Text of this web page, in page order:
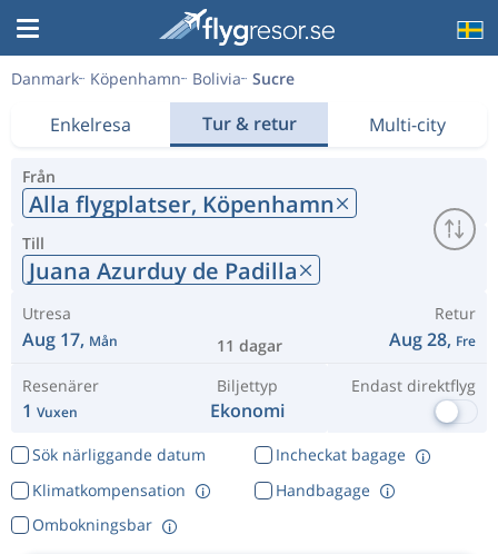
Danmark Köpenhamn Bolivia Sucre
Enkelresa Tur & retur Multi-city
Från
Alla flygplatser, Köpenhamn
Till
Juana Azurduy de Padilla
Utresa
Aug 17, Mån 11 dagar
Retur
Aug 28, Fre
Resenärer
1 Vuxen
Biljettyp
Ekonomi
Endast direktflyg
Sök närliggande datum
Incheckat bagage
Klimatkompensation
Ombokningsbar
Handbagage